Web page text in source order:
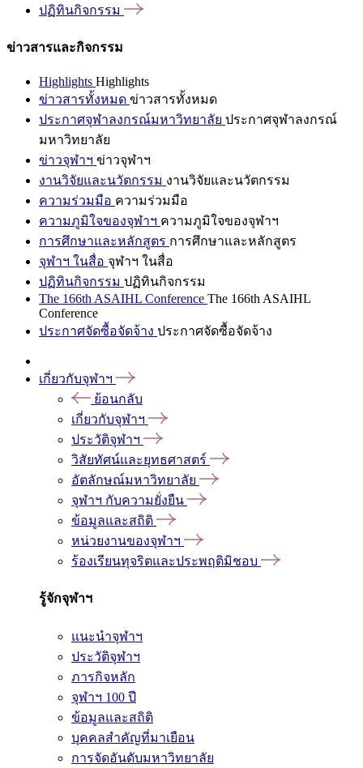
ปฏิทินกิจกรรม
ข่าวสารและกิจกรรม
Highlights Highlights
ข่าวสารทั้งหมด ข่าวสารทั้งหมด
ประกาศจุฬาลงกรณ์มหาวิทยาลัย ประกาศจุฬาลงกรณ์
มหาวิทยาลัย
ข่าวจุฬาฯ ข่าวจุฬาฯ
งานวิจัยและนวัตกรรม งานวิจัยและนวัตกรรม
ความร่วมมือ ความร่วมมือ
ความภูมิใจของจุฬาฯ ความภูมิใจของจุฬาฯ
การศึกษาและหลักสูตร การศึกษาและหลักสูตร
จุฬาฯ ในสื่อ จุฬาฯ ในสื่อ
ปฏิทินกิจกรรม ปฏิทินกิจกรรม
The 166th ASAIHL Conference The 166th ASAIHL
Conference
ประกาศจัดซื้อจัดจ้าง ประกาศจัดซื้อจัดจ้าง
เกี่ยวกับจุฬาฯ
ย้อนกลับ
เกี่ยวกับจุฬาฯ
ประวัติจุฬาฯ
วิสัยทัศน์และยุทธศาสตร์
อัตลักษณ์มหาวิทยาลัย
จุฬาฯ กับความยั่งยืน
ข้อมูลและสถิติ
หน่วยงานของจุฬาฯ
ร้องเรียนทุจริตและประพฤติมิชอบ
รู้จักจุฬาฯ
แนะนำจุฬาฯ
ประวัติจุฬาฯ
ภารกิจหลัก
จุฬาฯ 100 ปี
ข้อมูลและสถิติ
บุคคลสำคัญที่มาเยือน
การจัดอันดับมหาวิทยาลัย